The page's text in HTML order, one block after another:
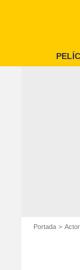
Portada Actor